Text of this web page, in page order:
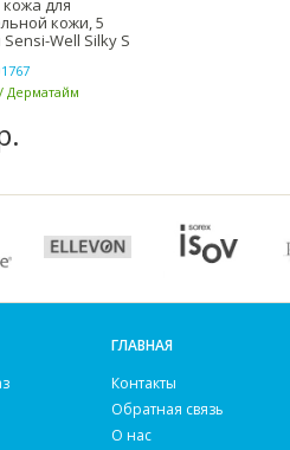
для
кожи, 5
Well Silky S
Дерматайм
ГЛАВНАЯ
Контакты
Обратная связь
О нас